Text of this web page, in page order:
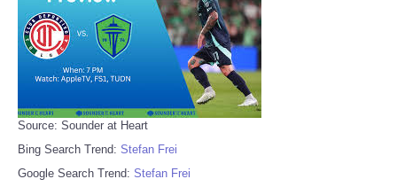
Source: Sounder at Heart
Bing Search Trend: Stefan Frei
Google Search Trend: Stefan Frei